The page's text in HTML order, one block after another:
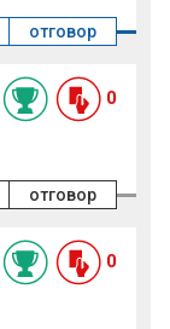
отговор
0
отговор
0